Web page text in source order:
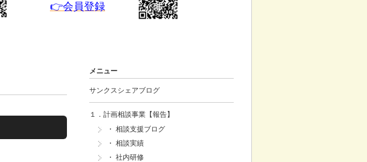
👉会員登録
メニュー
サンクスシェアブログ
１．計画相談事業【報告】
・ 相談支援ブログ
・ 相談実績
・ 社内研修